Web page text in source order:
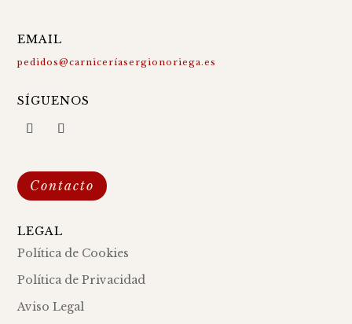
EMAIL
pedidos@carniceríasergionoriega.es
SÍGUENOS
Contacto
LEGAL
Política de Cookies
Política de Privacidad
Aviso Legal